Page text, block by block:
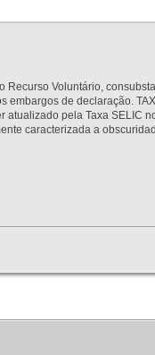
Recurso Voluntário,
de declaração.
pela Taxa SELIC
caracterizada a